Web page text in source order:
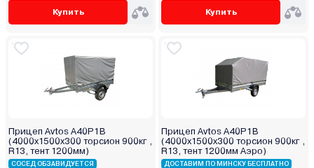
Купить Купить
Прицеп Avtos A40P1B
(4000х1500х300 торсион 900кг ,
R13, тент 1200мм)
СОСЕД ОБЗАВИДУЕТСЯ
Прицеп Avtos A40P1B
(4000х1500х300 торсион 900кг ,
R13, тент 1200мм Аэро)
ДОСТАВИМ ПО МИНСКУ БЕСПЛАТНО